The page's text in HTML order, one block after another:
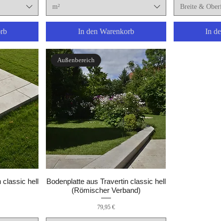
m²
In den Warenkorb
Breite &
In
classic hell
Außenbereich
Bodenplatte aus Travertin classic hell
(Römischer Verband)
Preis
79,95 €